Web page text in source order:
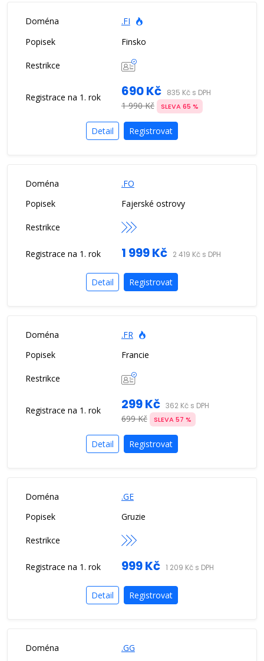
.FI
Finsko
690 Kč 835 Kč s DPH
1 990 Kč SLEVA 65 %
Detail Registrovat
.FO
Fajerské ostrovy
1 999 Kč 2 419 Kč s DPH
Detail Registrovat
.FR
Francie
299 Kč 362 Kč s DPH
699 Kč SLEVA 57 %
Detail Registrovat
.GE
Gruzie
999 Kč 1 209 Kč s DPH
Detail Registrovat
.GG